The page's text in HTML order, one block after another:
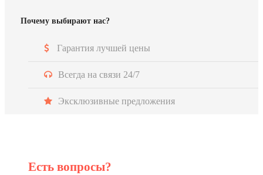
Почему выбирают нас?
Гарантия лучшей цены
Всегда на связи 24/7
Эксклюзивные предложения
Есть вопросы?